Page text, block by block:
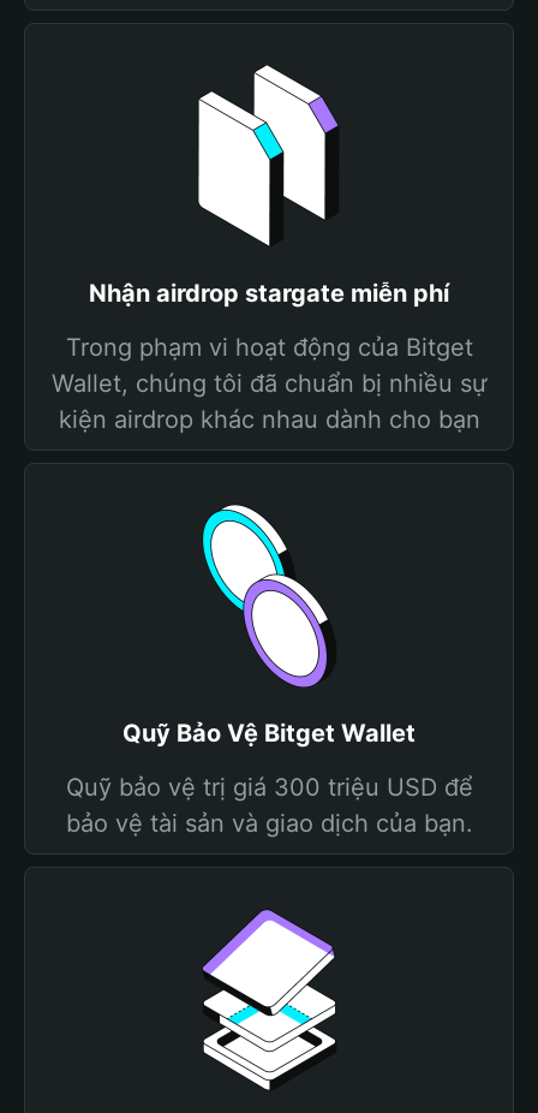
Nhận airdrop stargate miễn phí
Trong phạm vi hoạt động của Bitget
Wallet, chúng tôi đã chuẩn bị nhiều sự
kiện airdrop khác nhau dành cho bạn
Quỹ Bảo Vệ Bitget Wallet
Quỹ bảo vệ trị giá 300 triệu USD để
bảo vệ tài sản và giao dịch của bạn.